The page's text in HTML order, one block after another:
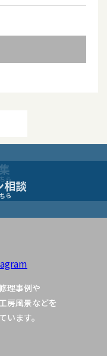
ら
相談
ら
理事例や
房風景などを
います。